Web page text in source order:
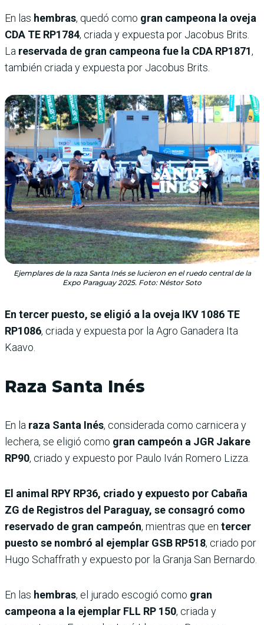
En las hembras, quedó como gran campeona la oveja
CDA TE RP1784, criada y expuesta por Jacobus Brits.
La reservada de gran campeona fue la CDA RP1871,
también criada y expuesta por Jacobus Brits.
Ejemplares de la raza Santa Inés se lucieron en el ruedo central de la
Expo Paraguay 2025. Foto: Néstor Soto
En tercer puesto, se eligió a la oveja IKV 1086 TE
RP1086, criada y expuesta por la Agro Ganadera Ita
Kaavo.
Raza Santa Inés
En la raza Santa Inés, considerada como carnicera y
lechera, se eligió como gran campeón a JGR Jakare
RP90, criado y expuesto por Paulo Iván Romero Lizza.
El animal RPY RP36, criado y expuesto por Cabaña
ZG de Registros del Paraguay, se consagró como
reservado de gran campeón, mientras que en tercer
puesto se nombró al ejemplar GSB RP518, criado por
Hugo Schaffrath y expuesto por la Granja San Bernardo.
En las hembras, el jurado escogió como gran
campeona a la ejemplar FLL RP 150, criada y